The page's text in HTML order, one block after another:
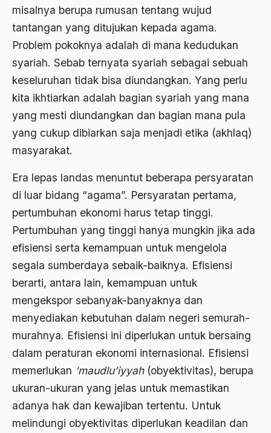
misalnya berupa rumusan tentang wujud
tantangan yang ditujukan kepada agama.
Problem pokoknya adalah di mana kedudukan
syariah. Sebab ternyata syariah sebagai sebuah
keseluruhan tidak bisa diundangkan. Yang perlu
kita ikhtiarkan adalah bagian syariah yang mana
yang mesti diundangkan dan bagian mana pula
yang cukup dibiarkan saja menjadi etika (akhlaq)
masyarakat.
Era lepas landas menuntut beberapa persyaratan
di luar bidang “agama”. Persyaratan pertama,
pertumbuhan ekonomi harus tetap tinggi.
Pertumbuhan yang tinggi hanya mungkin jika ada
efisiensi serta kemampuan untuk mengelola
segala sumberdaya sebaik-baiknya. Efisiensi
berarti, antara lain, kemampuan untuk
mengekspor sebanyak-banyaknya dan
menyediakan kebutuhan dalam negeri semurah-
murahnya. Efisiensi ini diperlukan untuk bersaing
dalam peraturan ekonomi internasional. Efisiensi
memerlukan ‘maudlu’iyyah(obyektivitas), berupa
ukuran-ukuran yang jelas untuk memastikan
adanya hak dan kewajiban tertentu. Untuk
melindungi obyektivitas diperlukan keadilan dan
Aspek religius Agama
Aspek Teknis
Aspirasi Politik
asrul sani
Aswad Mahasin
ASWAJA
Aturan Hukum
Australia
Austro Melanesia
Ayatullah Zanjani
Azyumardi Azra
bacaan mulia
Badan Usaha
Bagus Hadikusumo
baharuddin Aritonang